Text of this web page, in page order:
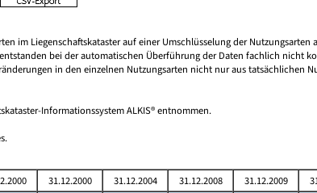
im Liegenschaftskataster auf einer Umschlüsselung der
bei der automatischen Überführung der Daten fachlich nicht
in den einzelnen Nutzungsarten nicht nur aus
Informationssystem ALKIS® entnommen.
31.12.2000 31.12.2004 31.12.2008 31.12.2009